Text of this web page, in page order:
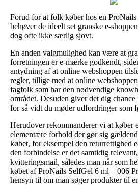
Forud for at folk køber hos en
behøver de ideelt set granske e-
dog ofte ikke særlig sjovt.
En anden valgmulighed kan være at
forretningen er e-mærke godkendt,
antydning af at online webshoppen
regler, tillige med at online
fagfolk som har den nødvendige
området. Desuden giver det dig
for så vidt du møder udfordringer som
Herudover rekommanderer vi at køber
elementære forhold der gør sig
købet, for eksempel den returrettighed
den forbindelse er det samtidig
kvitteringsmail, således man når som
købet af ProNails SelfGel 6 ml – 006
hensyn til om man søger produkter til